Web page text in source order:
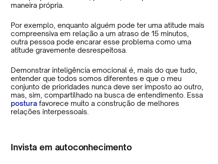
maneira própria.
Por exemplo, enquanto alguém pode ter uma atitude mais
compreensiva em relação a um atraso de 15 minutos,
outra pessoa pode encarar esse problema como uma
atitude gravemente desrespeitosa.
Demonstrar inteligência emocional é, mais do que tudo,
entender que todos somos diferentes e que o meu
conjunto de prioridades nunca deve ser imposto ao outro,
mas, sim, compartilhado na busca de entendimento. Essa
postura favorece muito a construção de melhores
relações interpessoais.
Invista em autoconhecimento